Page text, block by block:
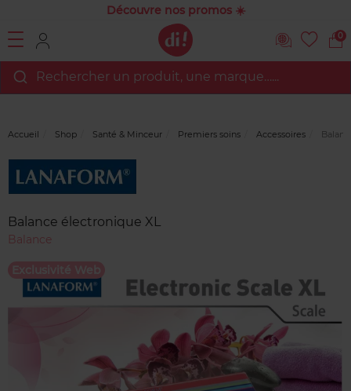
Découvre nos promos ☀️
0
Rechercher un produit, une marque…...
Accueil Shop Santé & Minceur Premiers soins Accessoires
Marque
Balance électronique XL
Balance